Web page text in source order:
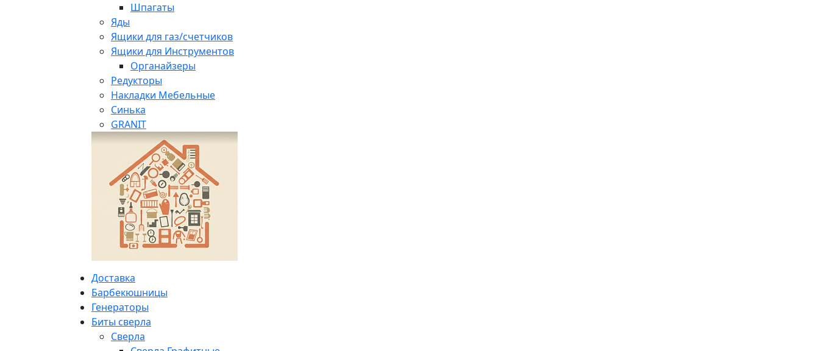
Шпагаты
Яды
Ящики для газ/счетчиков
Ящики для Инструментов
Органайзеры
Редукторы
Накладки Мебельные
Синька
GRANIT
Доставка
Барбекюшницы
Генераторы
Биты сверла
Сверла